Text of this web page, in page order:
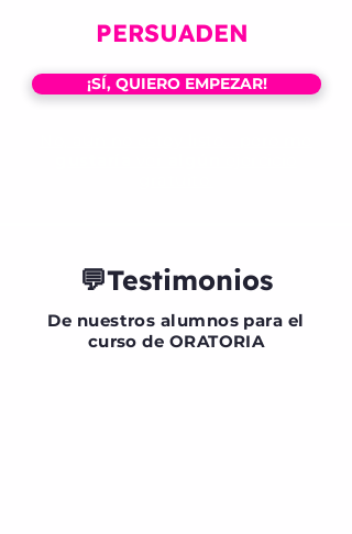
PERSUADEN
¡SÍ, QUIERO EMPEZAR!
💬Testimonios
De nuestros alumnos para el
curso de ORATORIA